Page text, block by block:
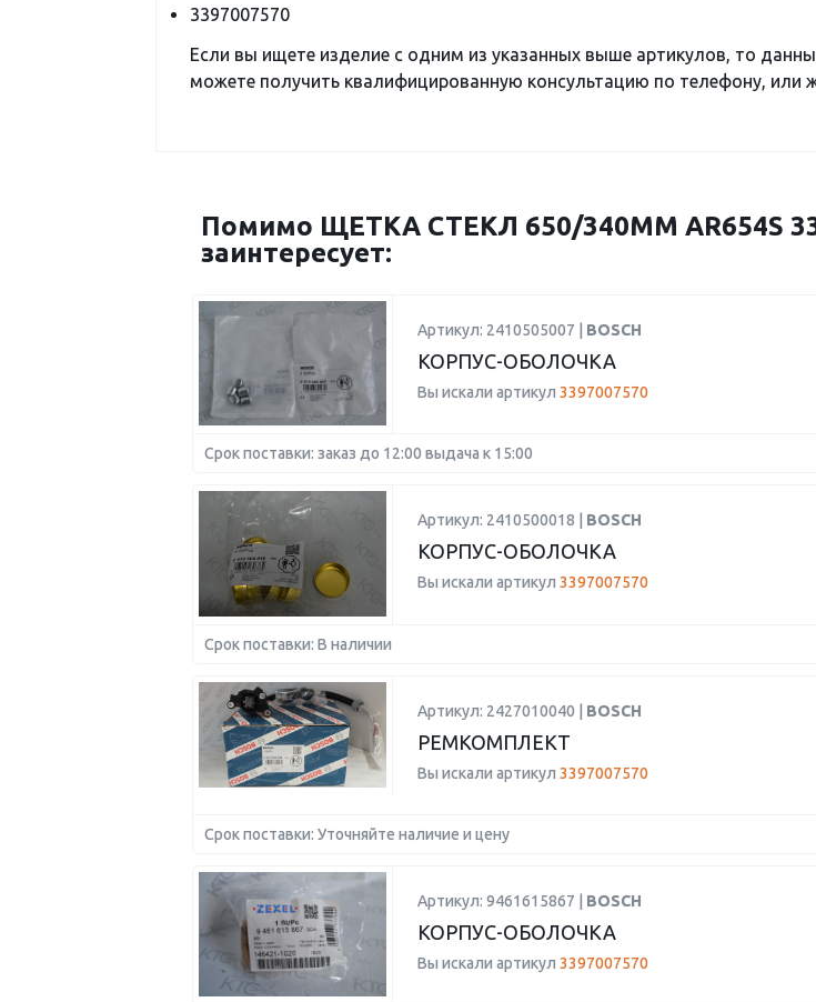
3397007570
Если вы ищете изделие с одним из указанных выше артикулов, то
можете получить квалифицированную консультацию по телефону, или
Помимо ЩЕТКА СТЕКЛ 650/340ММ AR654S
заинтересует:
Артикул: 2410505007 | BOSCH
КОРПУС-ОБОЛОЧКА
Вы искали артикул 3397007570
Срок поставки: заказ до 12:00 выдача к 15:00
Артикул: 2410500018 | BOSCH
КОРПУС-ОБОЛОЧКА
Вы искали артикул 3397007570
Срок поставки: В наличии
Артикул: 2427010040 | BOSCH
РЕМКОМПЛЕКТ
Вы искали артикул 3397007570
Срок поставки: Уточняйте наличие и цену
Артикул: 9461615867 | BOSCH
КОРПУС-ОБОЛОЧКА
Вы искали артикул 3397007570